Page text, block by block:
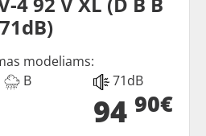
71dB)
modeliams:
B 71dB
94 90€